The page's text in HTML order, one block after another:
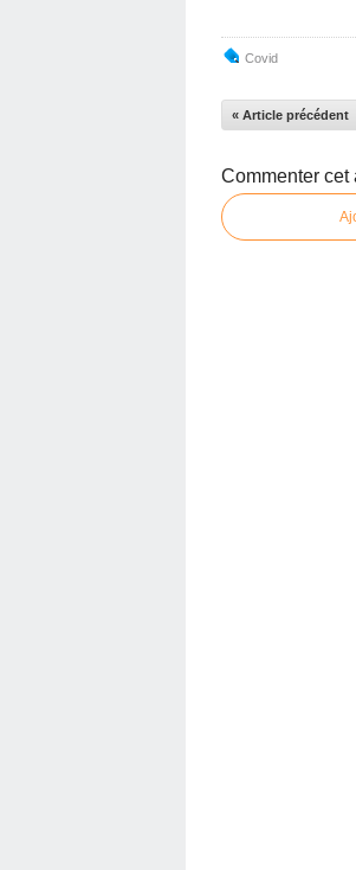
Covid
« Article précédent
Commenter cet